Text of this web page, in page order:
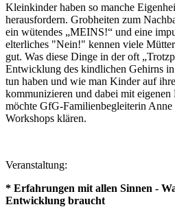
Kleinkinder haben so manche
herausfordern. Grobheiten zum
ein wütendes „MEINS!“ und eine
elterliches "Nein!" kennen viele
gut. Was diese Dinge in der oft
Entwicklung des kindlichen Gehirns in
tun haben und wie man Kinder auf
kommunizieren und dabei mit eigenen
möchte GfG-Familienbegleiterin
Workshops klären.
Veranstaltung:
* Erfahrungen mit allen Sinnen -
Entwicklung braucht